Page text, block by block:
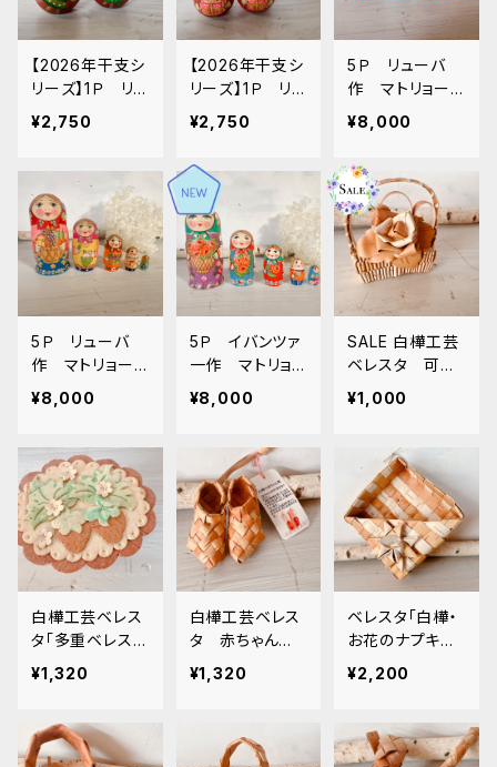
【2026年干支シ
リーズ】1Ｐ リュ
ーバ作 お馬ち
ゃん人形 D「ツリ
¥2,750
【2026年干支シ
リーズ】1Ｐ リュ
ーバ作 お馬ち
ゃん人形 B「プレ
¥2,750
5Ｐ リューバ
作 マトリョーシ
カ 「サモワール
赤いプラトーク」
y002
¥8,000
5Ｐ リューバ
作 マトリョーシ
カ 「フルーツバ
スケット 赤」
004
¥8,000
5Ｐ イバンツァ
一作 マトリョ
ーシカ 「ポピ
ー」 11.5ｃｍ M
¥8,000
SALE 白樺工芸
ベレスタ 可愛
いミニインテリア
「小さなフラワー
タのフラワーバ
スケット」S BE0
77
¥1,000
白樺工芸ベレス
タ「多重ベレス
タ・いちご」高さ4
¥1,320
白樺工芸ベレス
タ 赤ちゃんへ
のお祝いにもぴ
ったり「小さな小
S. BE078
¥1,320
ベレスタ「白樺・
お花のナプキン
ケース」12x12ｃ
ｍ BE072
¥2,200